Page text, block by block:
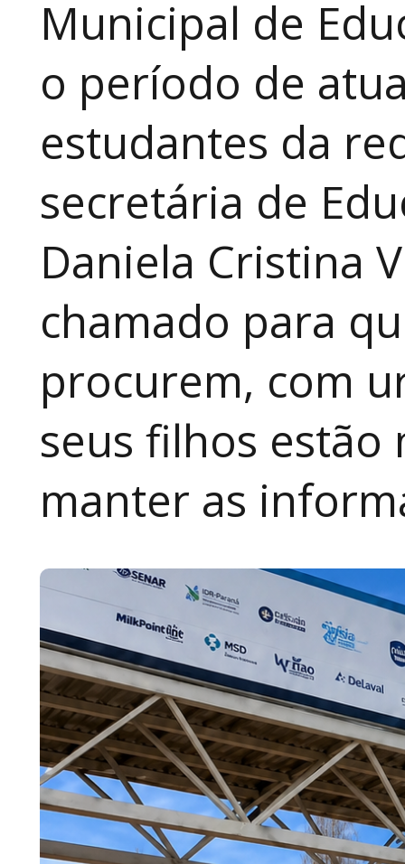
Municipal de
o período de
estudantes da
secretária de
Daniela Cristina
chamado para
procurem, com
seus filhos
manter as